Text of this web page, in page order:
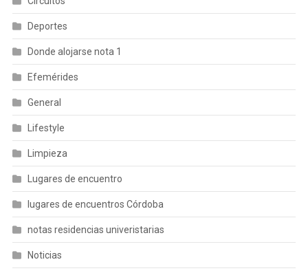
Deportes
Donde alojarse nota 1
Efemérides
General
Lifestyle
Limpieza
Lugares de encuentro
lugares de encuentros Córdoba
notas residencias univeristarias
Noticias